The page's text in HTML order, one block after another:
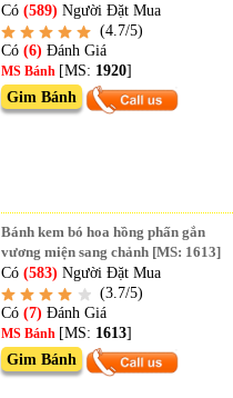
Có(589) Người Đặt Mua
(4.7/5)
Có (6)Đánh Giá
MS Bánh [MS: 1920]
Gim Bánh
Bánh kem bó hoa hồng phấn gắn
vương miện sang chảnh [MS: 1613]
Có(583) Người Đặt Mua
(3.7/5)
Có (7)Đánh Giá
MS Bánh [MS: 1613]
Gim Bánh